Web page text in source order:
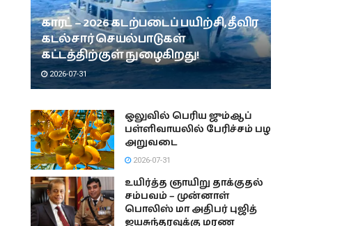
காரட் – 2026 கடற்படைப் பயிற்சி, தீவிர
கடல்சார் செயல்பாடுகள்
கட்டத்திற்குள் நுழைகிறது!
2026-07-31
ஒலுவில் பெரிய ஜும்ஆப்
பள்ளிவாயலில் பேரிச்சம் பழ
அறுவடை
2026-07-31
உயிர்த்த ஞாயிறு தாக்குதல்
சம்பவம் – முன்னாள்
பொலிஸ் மா அதிபர் புஜித்
ஜயசுந்தரவுக்கு மரண